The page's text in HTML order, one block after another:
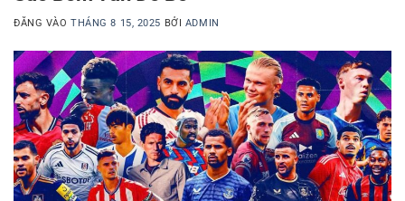
ĐĂNG VÀOTHÁNG 8 15, 2025 BỞI ADMIN